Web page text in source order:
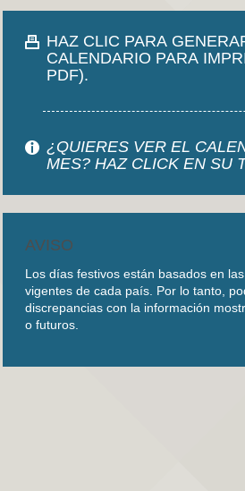
HAZ CLIC PARA
CALENDARIO PARA
PDF).
¿QUIERES VER EL
MES? HAZ CLICK EN SU
AVISO
Los días festivos están basados en
vigentes de cada país. Por lo tanto,
discrepancias con la información
o futuros.